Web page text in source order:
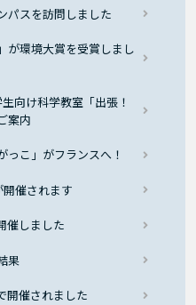
パスを訪問しました
が環境大賞を受賞しまし
向け科学教室「出張！
案内
っこ」がフランスへ！
開催されます
催しました
果
開催されました